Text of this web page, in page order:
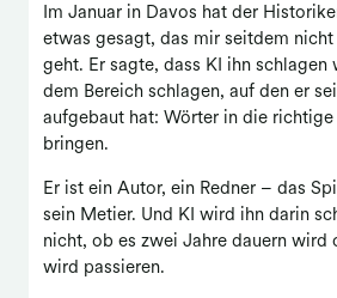
Im Januar in Davos hat der
etwas gesagt, das mir seitdem
geht. Er sagte, dass KI ihn
dem Bereich schlagen, auf den er
aufgebaut hat: Wörter in die richtige
bringen.
Er ist ein Autor, ein Redner – das
sein Metier. Und KI wird ihn darin
nicht, ob es zwei Jahre dauern wird
wird passieren.